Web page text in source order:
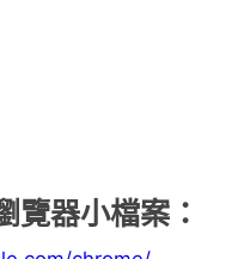
器小檔案：